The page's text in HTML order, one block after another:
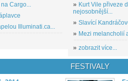
Cargo...
Illuminati.ca...
» Kurt Vile přiveze
nejosobnější...
» Slavící
» Mezi melancholií
» zobrazit více...
FESTIVALY